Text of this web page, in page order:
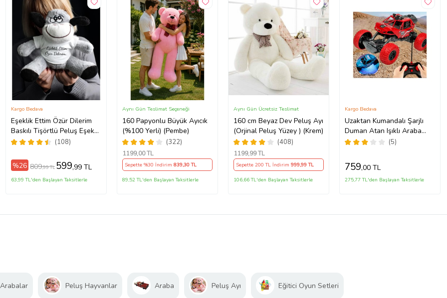
Eşeklik Ettim Özür Dilerim
Baskılı Tişörtlü Peluş Eşek
22cm - Özür Hediyesi
(108)
Kargo Bedava
%26 809,99 TL 599,99 TL
63,99 TL'den Başlayan Taksitlerle
160 Papyonlu Büyük Ayıcık
(%100 Yerli) (Pembe)
(322)
Aynı Gün Teslimat Seçeneği
1199,00 TL
Sepette %30 İndirim 839,30 TL
89,52 TL'den Başlayan Taksitlerle
160 cm Beyaz Dev Peluş Ayı
(Orjinal Peluş Yüzey ) (Krem)
(408)
Aynı Gün Ücretsiz Teslimat
1199,99 TL
Sepette 200 TL İndirim999,99 TL
106,66 TL'den Başlayan Taksitlerle
Uzaktan Kumandalı Şarjlı
Duman Atan Işıklı Araba
Buharlı Işıklı Uzaktan
(5)
Kargo Bedava
759,00 TL
275,77 TL'den Başlayan Taksitlerle
Peluş Hayvanlar Araba Peluş Ayı Eğitici Oyun Setleri